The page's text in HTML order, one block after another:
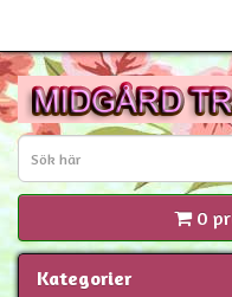
0
Kategorier